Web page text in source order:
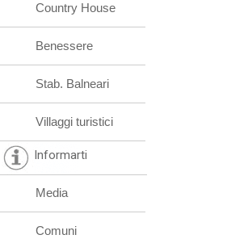
Country House
Benessere
Stab. Balneari
Villaggi turistici
Informarti
Media
Comuni